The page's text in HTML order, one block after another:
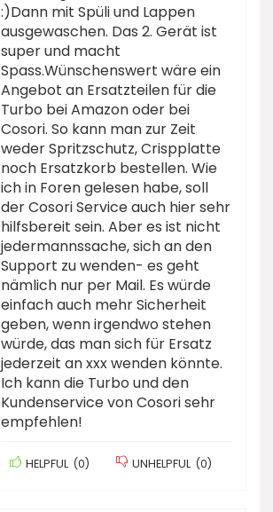
:)Dann mit Spüli und Lappen
ausgewaschen. Das 2. Gerät ist
super und macht
Spass.Wünschenswert wäre ein
Angebot an Ersatzteilen für die
Turbo bei Amazon oder bei
Cosori. So kann man zur Zeit
weder Spritzschutz, Crispplatte
noch Ersatzkorb bestellen. Wie
ich in Foren gelesen habe, soll
der Cosori Service auch hier sehr
hilfsbereit sein. Aber es ist nicht
jedermannssache, sich an den
Support zu wenden- es geht
nämlich nur per Mail. Es würde
einfach auch mehr Sicherheit
geben, wenn irgendwo stehen
würde, das man sich für Ersatz
jederzeit an xxx wenden könnte.
Ich kann die Turbo und den
Kundenservice von Cosori sehr
empfehlen!
HELPFUL (0) UNHELPFUL (0)